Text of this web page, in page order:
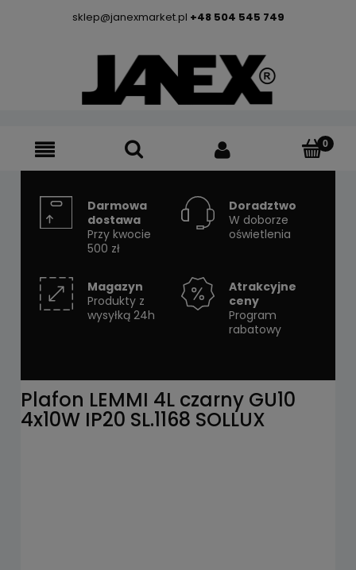
sklep@janexmarket.pl +48 504 545 749
Darmowa
dostawa
Przy kwocie
500 zł
Doradztwo
W doborze
oświetlenia
Magazyn
Produkty z
wysyłką 24h
Atrakcyjne
ceny
Program
rabatowy
Plafon LEMMI 4L czarny GU10
4x10W IP20 SL.1168 SOLLUX